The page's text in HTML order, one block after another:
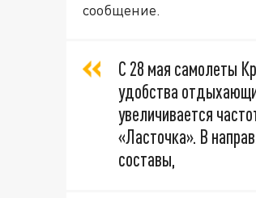
сообщение.
С 28 мая самолеты
удобства
увеличивается
«Ласточка». В
составы,